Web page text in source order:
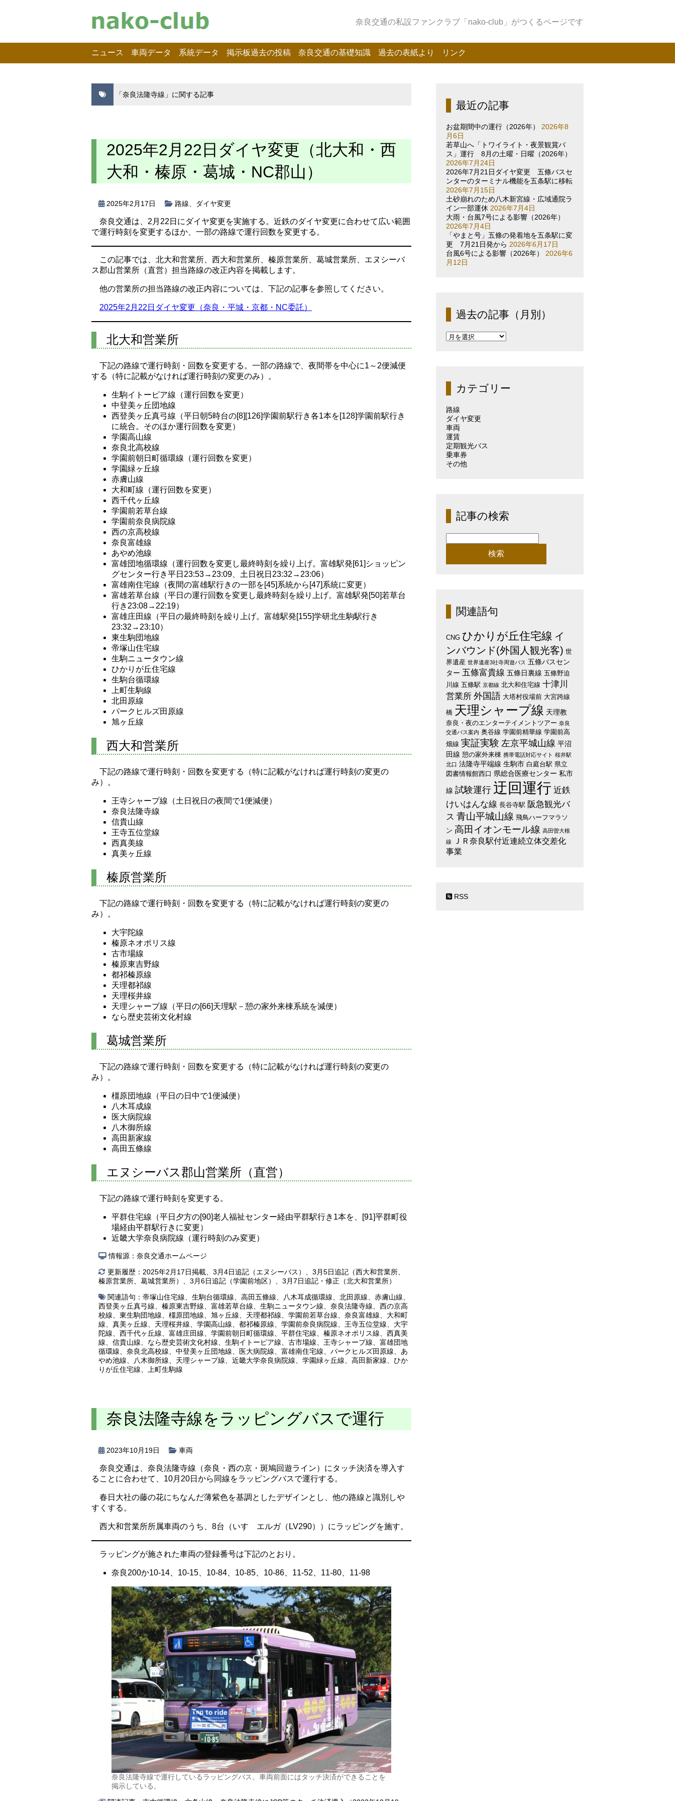
奈良交通の私設ファンクラブ「nako-club」がつくるページです
ニュース 車両データ 系統データ 掲示板過去の投稿 奈良交通の基礎知識 過去の表紙より リンク
「奈良法隆寺線」に関する記事
2025年2月22日ダイヤ変更（北大和・西
大和・榛原・葛城・NC郡山）
2025年2月17日 路線 ダイヤ変更
奈良交通は、2月22日にダイヤ変更を実施する。近鉄のダイヤ変更に合わせて広い範囲
で運行時刻を変更するほか、一部の路線で運行回数を変更する。
この記事では、北大和営業所、西大和営業所、榛原営業所、葛城営業所、エヌシーバ
ス郡山営業所（直営）担当路線の改正内容を掲載します。
他の営業所の担当路線の改正内容については、下記の記事を参照してください。
2025年2月22日ダイヤ変更（奈良・平城・京都・NC委託）
北大和営業所
下記の路線で運行時刻・回数を変更する。一部の路線で、夜間帯を中心に1～2便減便
する（特に記載がなければ運行時刻の変更のみ）。
生駒イトーピア線（運行回数を変更）
中登美ヶ丘団地線
西登美ヶ丘真弓線（平日朝5時台の[8][126]学園前駅行き各1本を[128]学園前駅行き
に統合。そのほか運行回数を変更）
学園高山線
奈良北高校線
学園前朝日町循環線（運行回数を変更）
学園緑ヶ丘線
赤膚山線
大和町線（運行回数を変更）
西千代ヶ丘線
学園前若草台線
学園前奈良病院線
西の京高校線
奈良富雄線
あやめ池線
富雄団地循環線（運行回数を変更し最終時刻を繰り上げ。富雄駅発[61]ショッピン
グセンター行き平日23:53→23:09、土日祝日23:32→23:06）
富雄南住宅線（夜間の富雄駅行きの一部を[45]系統から[47]系統に変更）
富雄若草台線（平日の運行回数を変更し最終時刻を繰り上げ。富雄駅発[50]若草台
行き23:08→22:19）
富雄庄田線（平日の最終時刻を繰り上げ。富雄駅発[155]学研北生駒駅行き
23:32→23:10）
東生駒団地線
帝塚山住宅線
生駒ニュータウン線
ひかりが丘住宅線
生駒台循環線
上町生駒線
北田原線
パークヒルズ田原線
旭ヶ丘線
西大和営業所
下記の路線で運行時刻・回数を変更する（特に記載がなければ運行時刻の変更の
み）。
王寺シャープ線（土日祝日の夜間で1便減便）
奈良法隆寺線
信貴山線
王寺五位堂線
西真美線
真美ヶ丘線
榛原営業所
下記の路線で運行時刻・回数を変更する（特に記載がなければ運行時刻の変更の
み）。
大宇陀線
榛原ネオポリス線
古市場線
榛原東吉野線
都祁榛原線
天理都祁線
天理桜井線
天理シャープ線（平日の[66]天理駅－憩の家外来棟系統を減便）
なら歴史芸術文化村線
葛城営業所
下記の路線で運行時刻・回数を変更する（特に記載がなければ運行時刻の変更の
み）。
橿原団地線（平日の日中で1便減便）
八木耳成線
医大病院線
八木御所線
高田新家線
高田五條線
エヌシーバス郡山営業所（直営）
下記の路線で運行時刻を変更する。
平群住宅線（平日夕方の[90]老人福祉センター経由平群駅行き1本を、[91]平群町役
場経由平群駅行きに変更）
近畿大学奈良病院線（運行時刻のみ変更）
情報源：奈良交通ホームページ
更新履歴：2025年2月17日掲載、3月4日追記（エヌシーバス）、3月5日追記（西大和営業所、
榛原営業所、葛城営業所）、3月6日追記（学園前地区）、3月7日追記・修正（北大和営業所）
関連語句： 帝塚山住宅線 生駒台循環線 高田五條線 八木耳成循環線 北田原線 赤膚山線
西登美ヶ丘真弓線
榛原東吉野線 富雄若草台線 生駒ニュータウン線 奈良法隆寺線
西の京高
校線
東生駒団地線 橿原団地線 旭ヶ丘線 天理都祁線 学園前若草台線 奈良富雄線
大和町
線
真美ヶ丘線 天理桜井線 学園高山線 都祁榛原線 学園前奈良病院線 王寺五位堂線
大宇
陀線
西千代ヶ丘線 富雄庄田線 学園前朝日町循環線 平群住宅線 榛原ネオポリス線
西真美
線
信貴山線 なら歴史芸術文化村線 生駒イトーピア線 古市場線 王寺シャープ線
富雄団地
循環線
奈良北高校線 中登美ヶ丘団地線 医大病院線 富雄南住宅線 パークヒルズ田原線
あ
やめ池線
八木御所線 天理シャープ線 近畿大学奈良病院線 学園緑ヶ丘線 高田新家線
ひか
りが丘住宅線
上町生駒線
奈良法隆寺線をラッピングバスで運行
2023年10月19日 車両
奈良交通は、奈良法隆寺線（奈良・西の京・斑鳩回遊ライン）にタッチ決済を導入す
ることに合わせて、10月20日から同線をラッピングバスで運行する。
春日大社の藤の花にちなんだ薄紫色を基調としたデザインとし、他の路線と識別しや
すくする。
西大和営業所所属車両のうち、8台（いすゞエルガ（LV290））にラッピングを施す。
ラッピングが施された車両の登録番号は下記のとおり。
奈良200か10-14、10-15、10-84、10-85、10-86、11-52、11-80、11-98
奈良法隆寺線で運行しているラッピングバス。車両前面にはタッチ決済ができることを
掲示している。
最近の記事
お盆期間中の運行（2026年）
2026年8
月6日
若草山へ「トワイライト・夜景観賞バ
ス」運行 8月の土曜・日曜（2026年）
2026年7月24日
2026年7月21日ダイヤ変更 五條バスセ
ンターのターミナル機能を五条駅に移転
2026年7月15日
土砂崩れのため八木新宮線・広域通院ラ
イン一部運休 2026年7月4日
大雨・台風7号による影響（2026年）
2026年7月4日
「やまと号」五條の発着地を五条駅に変
更 7月21日発から 2026年6月17日
台風6号による影響（2026年）
2026年6
月12日
過去の記事（月別）
過
（月
別）カテゴリー
路線
ダイヤ変更
車両
運賃
定期観光バス
乗車券
その他
記事の検索
索:
関連語句
CNG ひかりが丘住宅線 イ
ンバウンド(外国人観光客) 世
界遺産 世界遺産3社寺周遊バス 五條バスセン
ター 五條富貴線 五條日裏線 五條野迫
川線 五條駅 京都線 北大和住宅線 十津川
営業所 外国語 大塔村役場前 大宮跨線
橋 天理シャープ線 天理教
奈良・夜のエンターテイメントツアー 奈良
交通バス案内 奥谷線 学園前精華線 学園前高
畑線 実証実験 左京平城山線 平沼
田線 憩の家外来棟 携帯電話対応サイト 桜井駅
北口 法隆寺平端線 生駒市 白庭台駅 県立
図書情報館西口 県総合医療センター 私市
線 試験運行 迂回運行 近鉄
けいはんな線 長谷寺駅 阪急観光バ
ス 青山平城山線 飛鳥ハーフマラソ
ン 高田イオンモール線 高田曽大根
線
ＪＲ奈良駅付近連続立体交差化
事業
RSS